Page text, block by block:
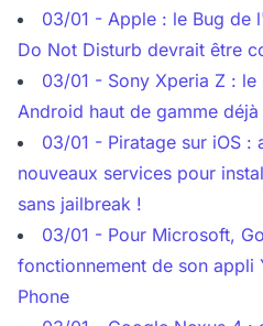
03/01 - Apple : le Bug de
Do Not Disturb devrait être
03/01 - Sony Xperia Z :
Android haut de gamme
03/01 - Piratage sur iOS :
nouveaux services pour
sans jailbreak !
03/01 - Pour Microsoft,
fonctionnement de son appli
Phone